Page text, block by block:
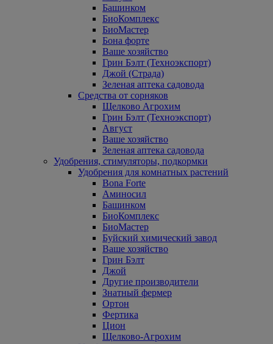
Башинком
БиоКомплекс
БиоМастер
Бона форте
Ваше хозяйство
Грин Бэлт (Техноэкспорт)
Джой (Страда)
Зеленая аптека садовода
Средства от сорняков
Щелково Агрохим
Грин Бэлт (Техноэкспорт)
Август
Ваше хозяйство
Зеленая аптека садовода
Удобрения, стимуляторы, подкормки
Удобрения для комнатных растений
Bona Forte
Аминосил
Башинком
БиоКомплекс
БиоМастер
Буйский химический завод
Ваше хозяйство
Грин Бэлт
Джой
Другие производители
Знатный фермер
Ортон
Фертика
Цион
Щелково-Агрохим